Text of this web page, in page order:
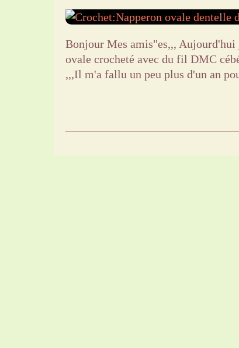
Bonjour Mes amis"es,,, Aujourd'hui
ovale crocheté avec du fil DMC
,,,Il m'a fallu un peu plus d'un an